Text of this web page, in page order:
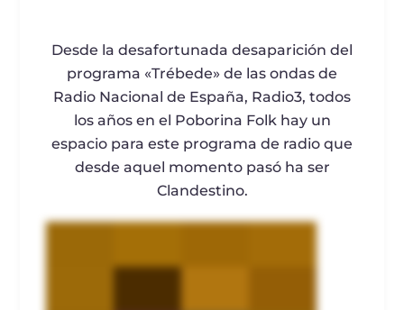
Desde la desafortunada desaparición del
programa «Trébede» de las ondas de
Radio Nacional de España, Radio3, todos
los años en el Poborina Folk hay un
espacio para este programa de radio que
desde aquel momento pasó ha ser
Clandestino.